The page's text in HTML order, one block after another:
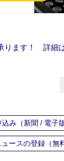
ります！ 詳細
み（新聞 / 電子版
ースの登録（無